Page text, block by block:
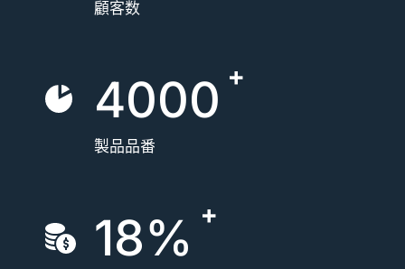
顧客数
4000
製品品番
18%